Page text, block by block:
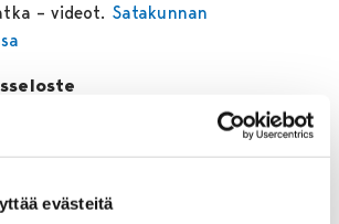
evästeitä
– videot. Satakunnan
Museon Youtube-kanavalla
eivät ole tekstitettyjä kohtuuttoman
määritellyssä